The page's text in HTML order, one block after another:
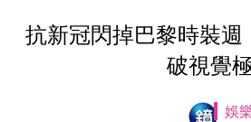
抗新冠閃掉巴黎時裝
破視覺
娛